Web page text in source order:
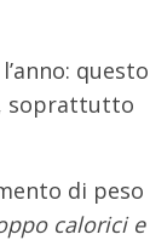
questo
soprattutto
di peso
calorici e